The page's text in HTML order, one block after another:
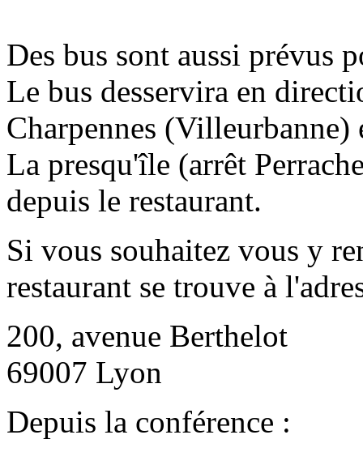
Des bus sont aussi prévus
Le bus desservira en
Charpennes
La presqu'île (arrêt
depuis le restaurant.
Si vous souhaitez vous y
restaurant se trouve à
200, avenue Berthelot
69007 Lyon
Depuis la conférence :